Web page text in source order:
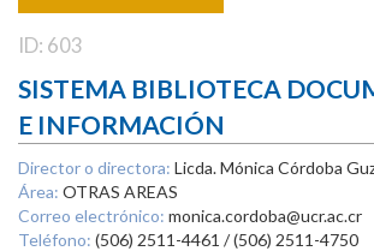
ID: 603
SISTEMA BIBLIOTECA
E INFORMACIÓN
Director o directora: Licda. Mónica Córdoba
Área: OTRAS AREAS
Correo electrónico: monica.cordoba@ucr.ac.cr
Teléfono: (506) 2511-4461 / (506) 2511-4750